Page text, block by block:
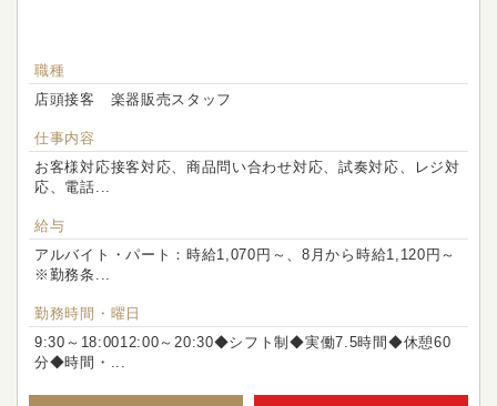
職種
店頭接客 楽器販売スタッフ
仕事内容
お客様対応接客対応、商品問い合わせ対応、試奏対応、レジ対
応、電話...
給与
アルバイト・パート：時給1,070円～、8月から時給1,120円～
※勤務条...
勤務時間・曜日
9:30～18:0012:00～20:30◆シフト制◆実働7.5時間◆休憩60
分◆時間・...